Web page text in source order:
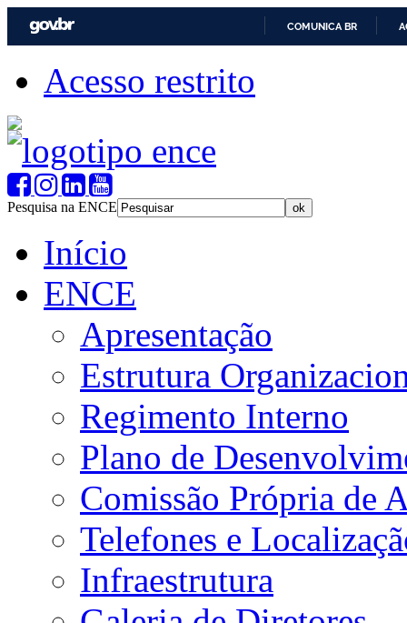
COMUNICA BR
Acesso restrito
Pesquisa na ENCE
Início
ENCE
Apresentação
Estrutura
Regimento Interno
Plano de
Comissão Própria de
Telefones e
Infraestrutura